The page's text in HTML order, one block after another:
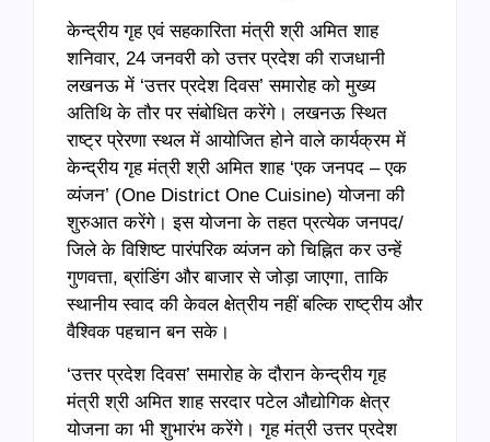
केन्द्रीय गृह एवं सहकारिता मंत्री श्री अमित शाह
शनिवार, 24 जनवरी को उत्तर प्रदेश की राजधानी
लखनऊ में ‘उत्तर प्रदेश दिवस’ समारोह को मुख्य
अतिथि के तौर पर संबोधित करेंगे। लखनऊ स्थित
राष्ट्र प्रेरणा स्थल में आयोजित होने वाले कार्यक्रम में
केन्द्रीय गृह मंत्री श्री अमित शाह ‘एक जनपद – एक
व्यंजन’ (One District One Cuisine) योजना की
शुरुआत करेंगे। इस योजना के तहत प्रत्येक जनपद/
जिले के विशिष्ट पारंपरिक व्यंजन को चिह्नित कर उन्हें
गुणवत्ता, ब्रांडिंग और बाजार से जोड़ा जाएगा, ताकि
स्थानीय स्वाद की केवल क्षेत्रीय नहीं बल्कि राष्ट्रीय और
वैश्विक पहचान बन सके।
‘उत्तर प्रदेश दिवस’ समारोह के दौरान केन्द्रीय गृह
मंत्री श्री अमित शाह सरदार पटेल औद्योगिक क्षेत्र
योजना का भी शुभारंभ करेंगे। गृह मंत्री उत्तर प्रदेश